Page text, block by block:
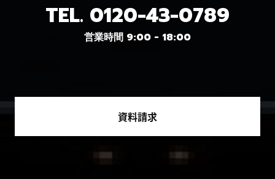
TEL. 0120-43-0789
営業時間 9:00 - 18:00
資料請求